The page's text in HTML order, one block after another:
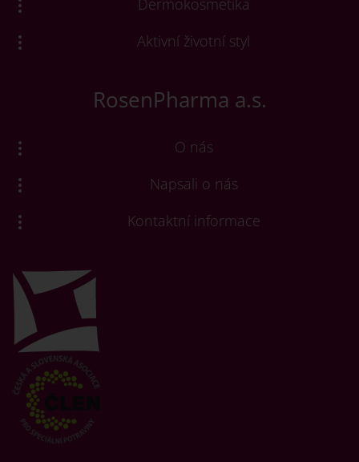
Aktivní životní styl
RosenPharma a.s.
O nás
Napsali o nás
Kontaktní informace